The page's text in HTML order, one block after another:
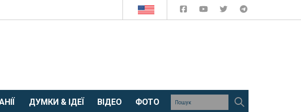
ДУМКИ & ІДЕЇ ВІДЕО ФОТО